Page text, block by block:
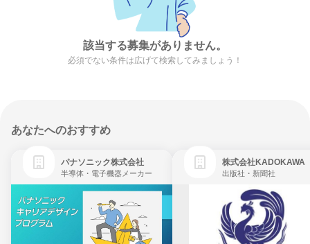
該当する募集がありません。
必須でない条件は広げて検索してみましょう！
あなたへのおすすめ
パナソニック株式会社
半導体・電子機器メーカー
株式会社KADOKAWA
出版社・新聞社